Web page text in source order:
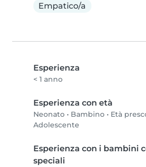
Empatico/a
Esperienza
< 1 anno
Esperienza con età
Neonato • Bambino • Età
Adolescente
Esperienza con i bambini
speciali